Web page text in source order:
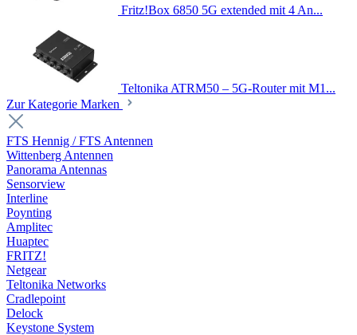
Fritz!Box 6850 5G extended mit 4 An...
Teltonika ATRM50 – 5G-Router mit M1...
Zur Kategorie Marken
FTS Hennig / FTS Antennen
Wittenberg Antennen
Panorama Antennas
Sensorview
Interline
Poynting
Amplitec
Huaptec
FRITZ!
Netgear
Teltonika Networks
Cradlepoint
Delock
Keystone System